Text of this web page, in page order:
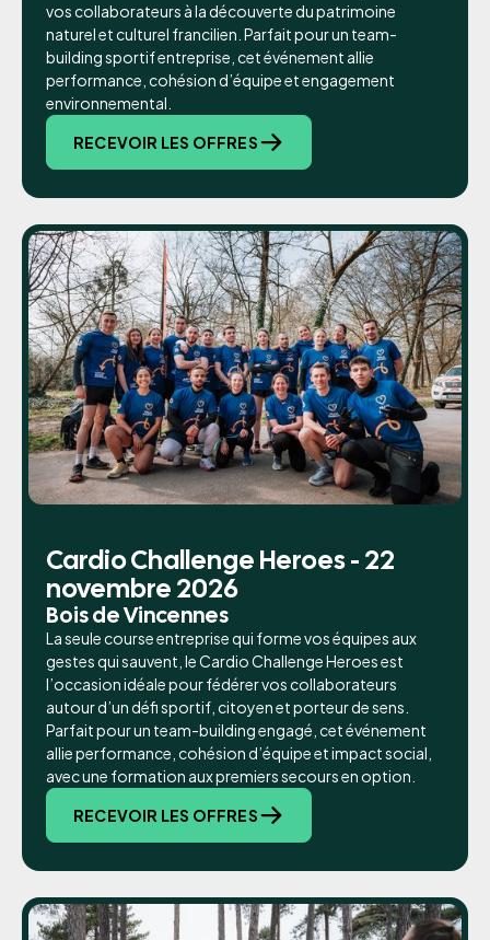
vos collaborateurs à la découverte du patrimoine
naturel et culturel francilien. Parfait pour un team-
building sportif entreprise, cet événement allie
performance, cohésion d’équipe et engagement
environnemental.
RECEVOIR LES OFFRES
Cardio Challenge Heroes - 22
novembre 2026
Bois de Vincennes
La seule course entreprise qui forme vos équipes aux
gestes qui sauvent, le Cardio Challenge Heroes est
l’occasion idéale pour fédérer vos collaborateurs
autour d’un défi sportif, citoyen et porteur de sens.
Parfait pour un team-building engagé, cet événement
allie performance, cohésion d’équipe et impact social,
avec une formation aux premiers secours en option.
RECEVOIR LES OFFRES